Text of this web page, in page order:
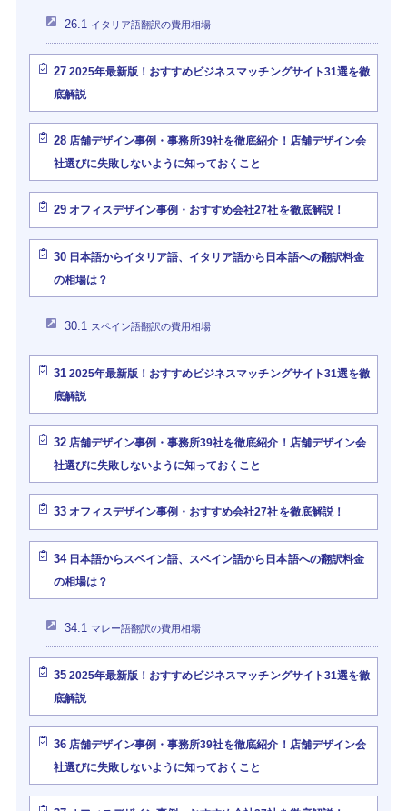
26.1 イタリア語翻訳の費用相場
272025年最新版！おすすめビジネスマッチングサイト31選を徹
底解説
28店舗デザイン事例・事務所39社を徹底紹介！店舗デザイン会
社選びに失敗しないように知っておくこと
29オフィスデザイン事例・おすすめ会社27社を徹底解説！
30日本語からイタリア語、イタリア語から日本語への翻訳料金
の相場は？
30.1 スペイン語翻訳の費用相場
312025年最新版！おすすめビジネスマッチングサイト31選を徹
底解説
32店舗デザイン事例・事務所39社を徹底紹介！店舗デザイン会
社選びに失敗しないように知っておくこと
33オフィスデザイン事例・おすすめ会社27社を徹底解説！
34日本語からスペイン語、スペイン語から日本語への翻訳料金
の相場は？
34.1 マレー語翻訳の費用相場
352025年最新版！おすすめビジネスマッチングサイト31選を徹
底解説
36店舗デザイン事例・事務所39社を徹底紹介！店舗デザイン会
社選びに失敗しないように知っておくこと